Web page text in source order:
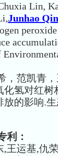
Lin,
Junhao
，范凯青
化氢对红树
的影响.生
利：
,王运基,仇